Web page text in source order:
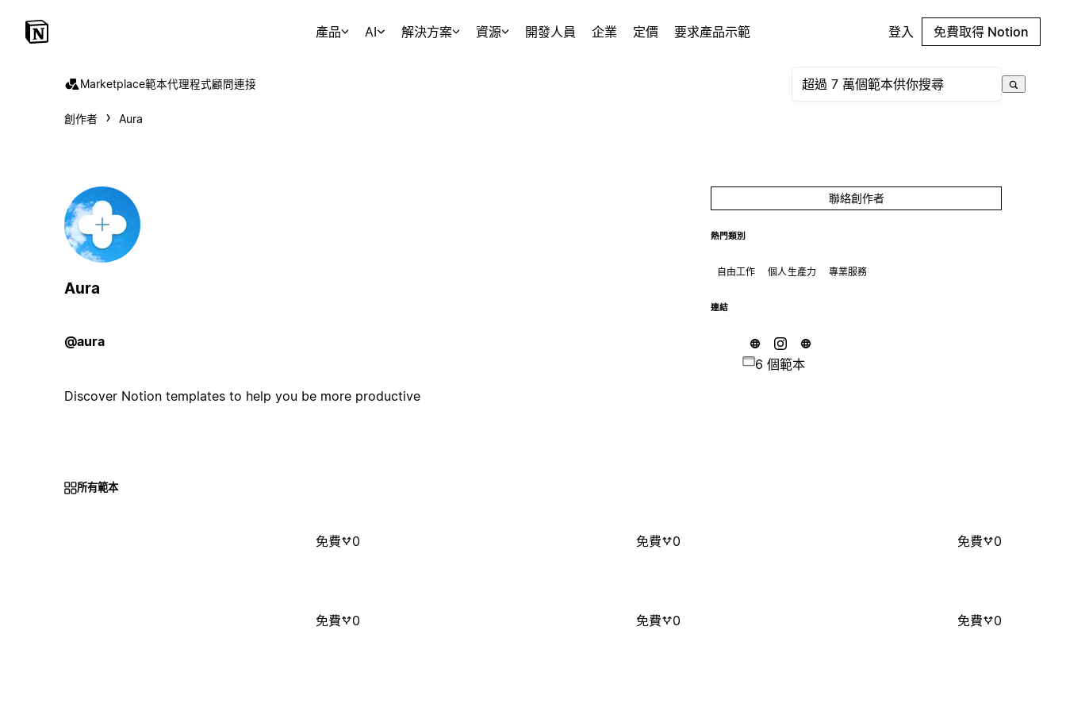
產品 AI 解決方案 資源 開發人員 企業 定價 要求產品示範 登入 免費取得 Notion
Marketplace範本代理程式顧問連接
創作者 Aura
Aura
@aura
Discover Notion templates to help you be more productive
聯絡創作者
熱門類別
自由工作 個人生產力 專業服務
連結
6 個範本
所有範本
免費 0 免費 0 免費 0
免費 0 免費 0 免費 0